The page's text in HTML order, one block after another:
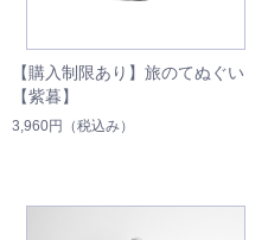
【購入制限あり】旅のてぬぐい
【紫暮】
3,960円 （税込み）